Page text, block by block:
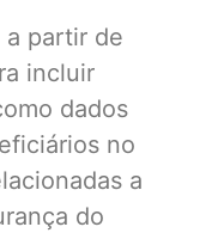
a partir de
incluir
dados
no
a
do